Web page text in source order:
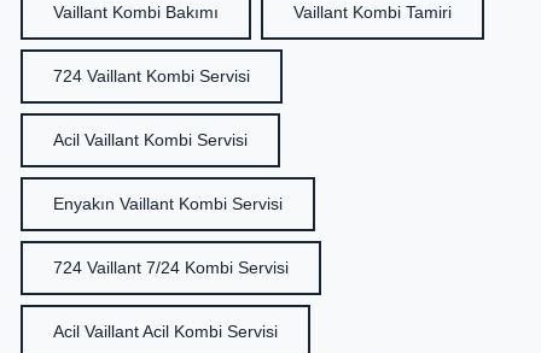
Vaillant Kombi Bakımı Vaillant Kombi Tamiri
724 Vaillant Kombi Servisi
Acil Vaillant Kombi Servisi
Enyakın Vaillant Kombi Servisi
724 Vaillant 7/24 Kombi Servisi
Acil Vaillant Acil Kombi Servisi